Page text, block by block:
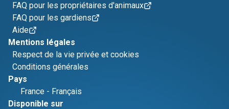
FAQ pour les propriétaires d'animaux
FAQ pour les gardiens
Aide
Mentions légales
Respect de la vie privée et cookies
Conditions générales
Pays
France - Français
Disponible sur